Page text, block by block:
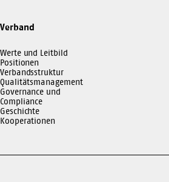
Verband
Werte und Leitbild
Positionen
Verbandsstruktur
Qualitätsmanagement
Governance und
Compliance
Geschichte
Kooperationen